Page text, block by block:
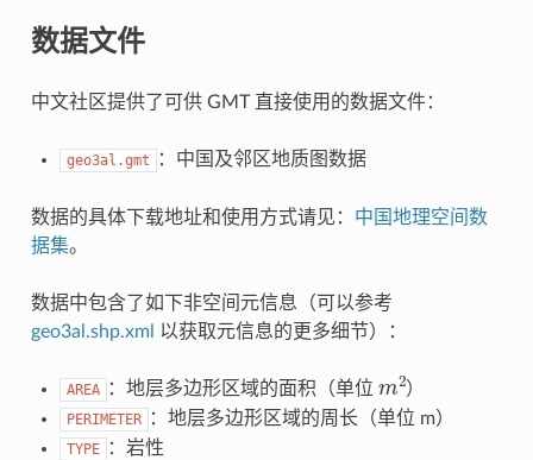
数据文件
中文社区提供了可供 GMT 直接使用的数据文件：
geo3al.gmt ：中国及邻区地质图数据
数据的具体下载地址和使用方式请见： 中国地理空间数
据集。
数据中包含了如下非空间元信息（可以参考
geo3al.shp.xml 以获取元信息的更多细节）：
AREA ：地层多边形区域的面积（单位 2）
PERIMETER ：地层多边形区域的周长（单位 m）
TYPE ：岩性